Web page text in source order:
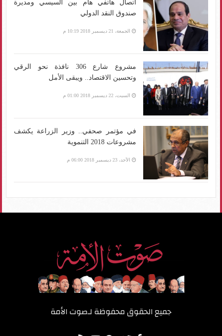
اتصال هاتفي هام بين السيسي ومديرة
صندوق النقد الدولي
الجمعة، 21 ديسمبر 2018 10:19 م
مشروع شارع 306 نافذة نحو الرقي
وتحسين الاقتصاد.. ويبقى الأمل
السبت، 22 ديسمبر 2018 01:00 م
في مؤتمر صحفي.. وزير الزراعة يكشف
مشروعات 2018 التنموية
الأحد، 23 ديسمبر 2018 06:00 م
جميع الحقوق محفوظة لـصوت الأمة